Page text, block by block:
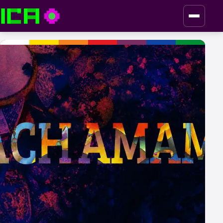
ICA — Instituto de Culturas Aborígenes